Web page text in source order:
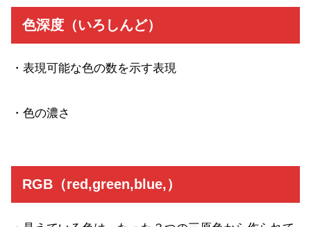
色深度（いろしんど）
・表現可能な色の数を示す表現
・色の濃さ
RGB（red,green,blue,）